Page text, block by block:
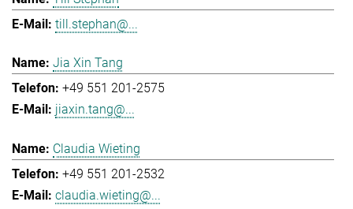
till.stephan@...
Jia Xin Tang
+49 551 201-2575
jiaxin.tang@...
Claudia Wieting
+49 551 201-2532
claudia.wieting@...